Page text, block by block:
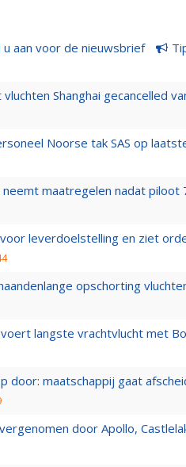
u aan voor de nieuwsbrief
Shanghai gecancelled
Noorse tak SAS op
neemt maatregelen nadat piloot
leverdoelstelling en ziet
opschorting
voert langste vrachtvlucht met
door: maatschappij gaat
door Apollo,